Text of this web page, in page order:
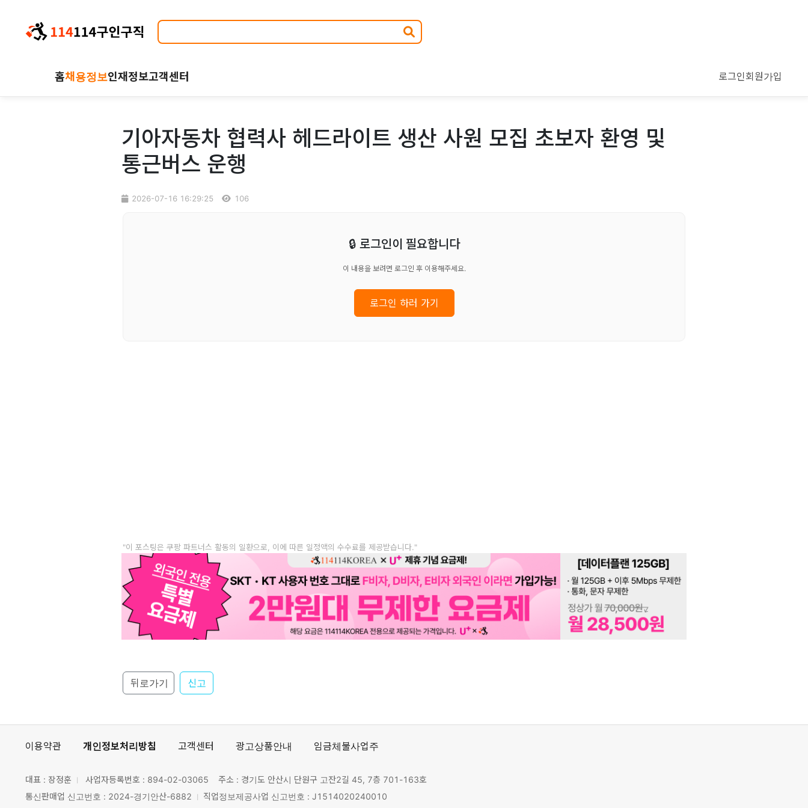
홈채용정보인재정보고객센터 로그인회원가입
기아자동차 협력사 헤드라이트 생산 사원 모집 초보자 환영 및
통근버스 운행
2026-07-16 16:29:25 106
🔒 로그인이 필요합니다
이 내용을 보려면 로그인 후 이용해주세요.
로그인 하러 가기
"이 포스팅은 쿠팡 파트너스 활동의 일환으로, 이에 따른 일정액의 수수료를 제공받습니다."
뒤로가기 신고
이용약관 개인정보처리방침 고객센터 광고상품안내 임금체불사업주
대표 : 장정훈 사업자등록번호 : 894-02-03065
주소 : 경기도 안산시 단원구 고잔2길 45, 7층 701-163호
통신판매업 신고번호 : 2024-경기안산-6882
직업정보제공사업 신고번호 : J1514020240010